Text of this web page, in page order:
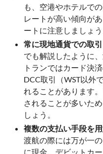
も、空港やホテルで
レートが高い傾向が
ートに注意しましょう
常に現地通貨での取
でも解説したように
トランではカード決
DCC取引（WST以外
れることがあります
されることが多いた
しょう。
複数の支払い手段を
渡航の際には万が一
に現金、デビットカ